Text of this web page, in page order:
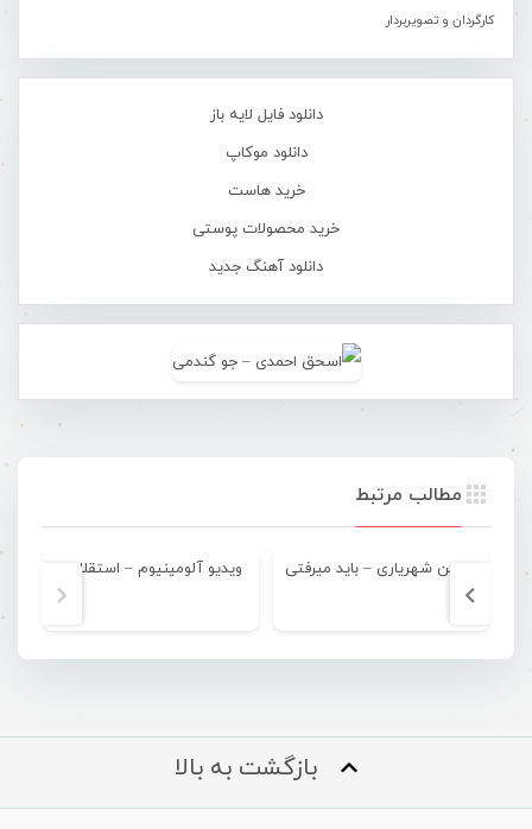
کارگردان و تصویربردار
دانلود فایل لایه باز
دانلود موکاپ
خرید هاست
خرید محصولات پوستی
دانلود آهنگ جدید
مطالب مرتبط
یاسین شهریاری – باید میرفتی ویدیو آلومینیوم – استقلال ا
بازگشت به بالا